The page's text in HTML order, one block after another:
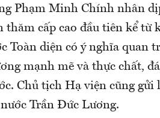
Phạm Minh Chính nhân
cấp cao đầu tiên kể từ
Toàn diện có ý nghĩa quan
mạnh mẽ và thực chất,
Chủ tịch Hạ viện cũng gửi
Trần Đức Lương.